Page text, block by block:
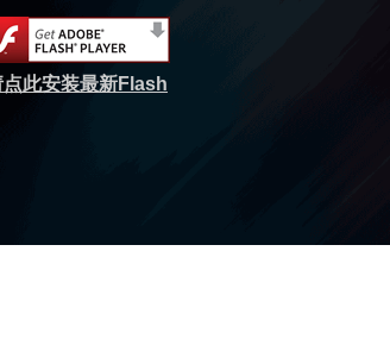
点此安装最新Flash